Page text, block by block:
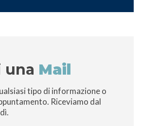
una Mail
tipo di informazione o
Riceviamo dal